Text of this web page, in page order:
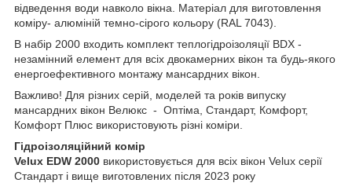
відведення води навколо вікна. Матеріал для виготовлення
коміру- алюміній темно-сірого кольору (RAL 7043).
В набір 2000 входить комплект теплогідроізоляції BDX -
незамінний елемент для всіх двокамерних вікон та будь-якого
енергоефективного монтажу мансардних вікон.
Важливо! Для різних серій, моделей та років випуску
мансардних вікон Велюкс - Оптіма, Стандарт, Комфорт,
Комфорт Плюс використовують різні коміри.
Гідроізоляційний комір
Velux EDW 2000 використовується для всіх вікон Velux серії
Стандарт і вище виготовлених після 2023 року